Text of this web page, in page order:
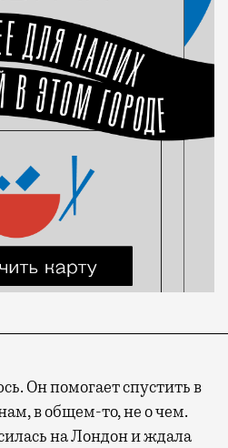
Он помогает спустить в
в общем-то, не о чем.
на Лондон и ждала